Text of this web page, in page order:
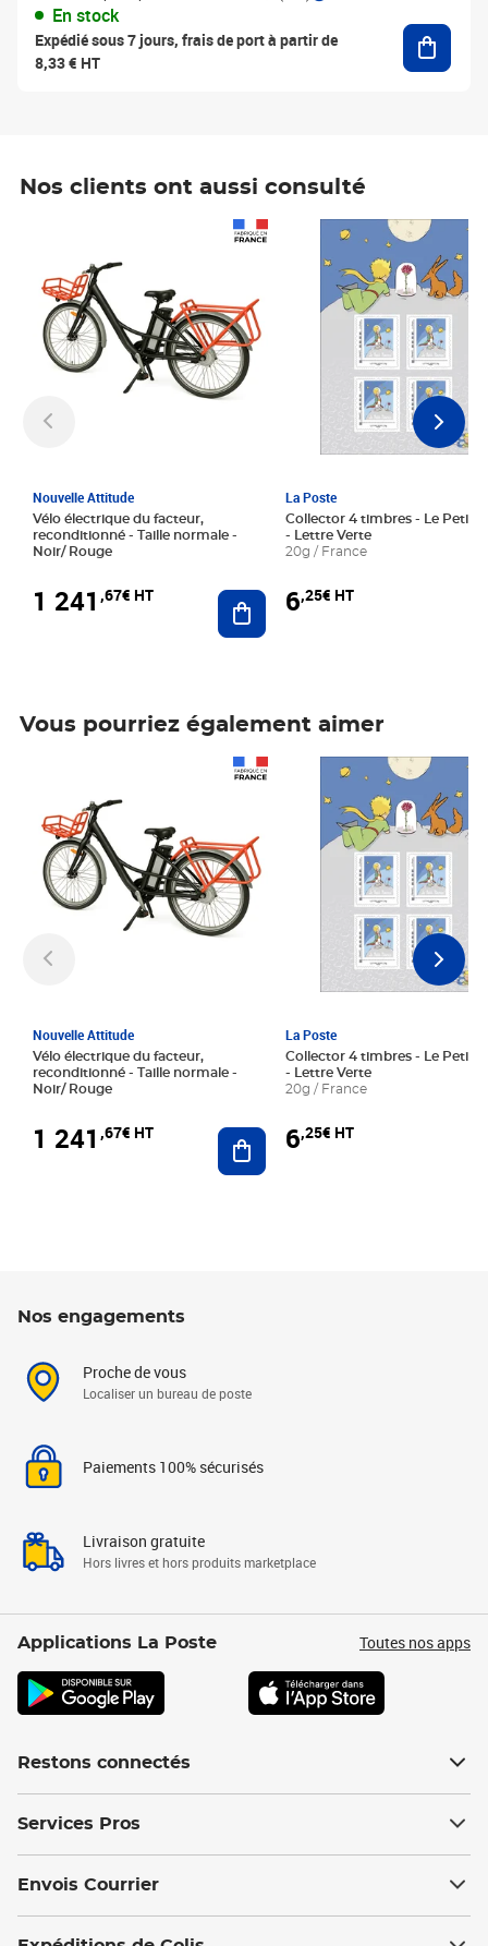
En stock
Expédié sous 7 jours, frais de port à partir de
8,33 € HT
Nos clients ont aussi consulté
Nouvelle Attitude
Vélo électrique du facteur,
reconditionné - Taille normale -
Noir/ Rouge
1 241 ,67€ HT Ajouter au panier
La Poste
Collector 4 timbres - Le Petit
- Lettre Verte
20g / France
6,25€ HT
Prix 6,25€ HT
Vous pourriez également aimer
Nouvelle Attitude
Vélo électrique du facteur,
reconditionné - Taille normale -
Noir/ Rouge
1 241 ,67€ HT Ajouter au panier
La Poste
Collector 4 timbres - Le Petit
- Lettre Verte
20g / France
6,25€ HT
Prix 6,25€ HT
Nos engagements
Proche de vous
Localiser un bureau de poste
Paiements 100% sécurisés
Livraison gratuite
Hors livres et hors produits marketplace
Applications La Poste Toutes nos apps
Restons connectés
Services Pros
Envois Courrier